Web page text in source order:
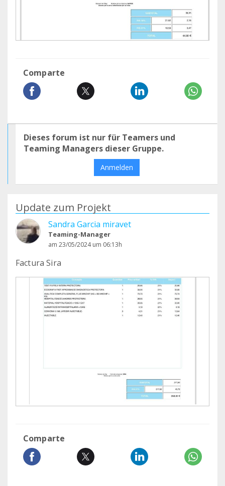
Comparte
Dieses forum ist nur für Teamers und
Teaming Managers dieser Gruppe.
Anmelden
Update zum Projekt
Sandra Garcia miravet
Teaming-Manager
am 23/05/2024 um 06:13h
Factura Sira
Comparte